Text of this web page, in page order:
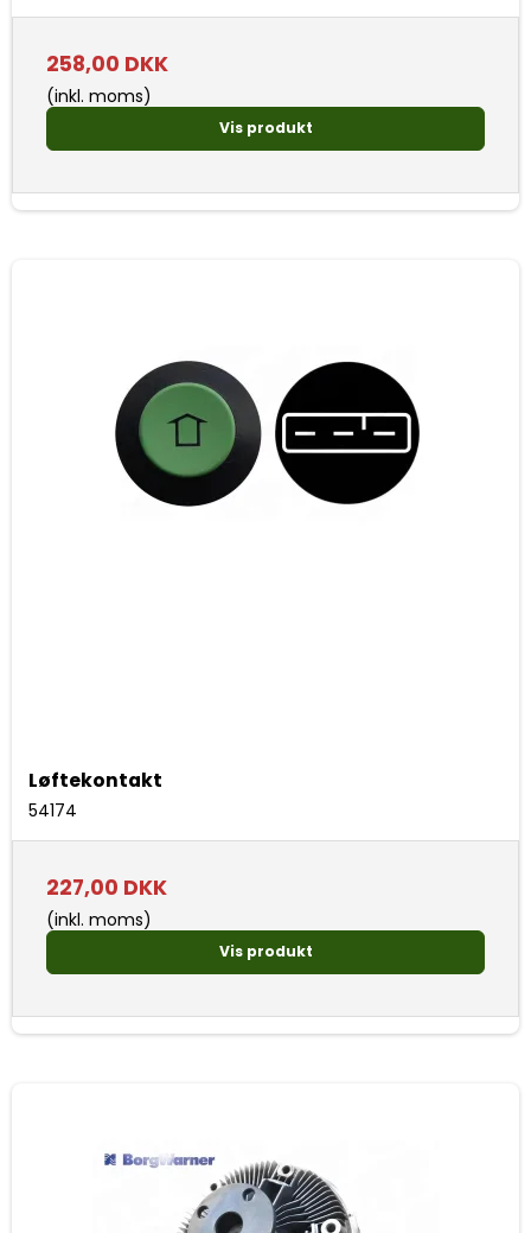
258,00 DKK
(inkl. moms)
Vis produkt
Løftekontakt
54174
227,00 DKK
(inkl. moms)
Vis produkt